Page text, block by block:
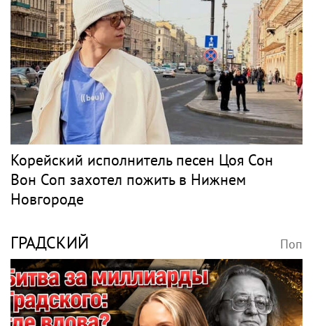
Корейский исполнитель песен Цоя Сон
Вон Соп захотел пожить в Нижнем
Новгороде
ГРАДСКИЙ Поп